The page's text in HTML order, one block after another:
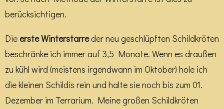
berücksichtigen.
Dieerste Winterstarreder neu geschlüpften Schildkröten
beschränke ich immer auf 3,5 Monate. Wenn es draußen
zu kühl wird (meistens irgendwann im Oktober) hole ich
die kleinen Schildis rein und halte sie noch bis zum 01.
Dezember im Terrarium. Meine großen Schildkröten